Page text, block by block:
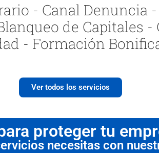
- Canal
de Capitales
- Formación
Ver todos los servicios
proteger tu
necesitas con